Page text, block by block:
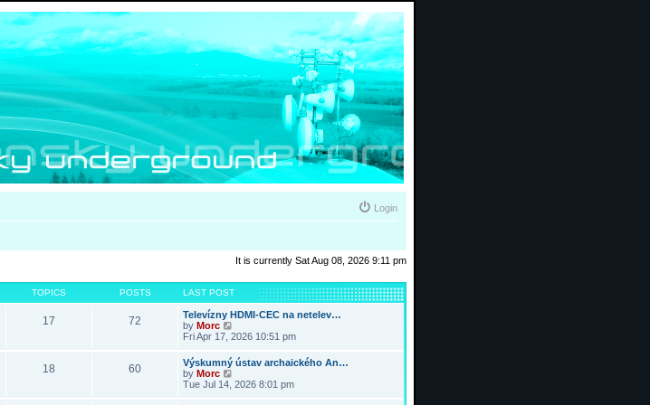
Login
It is currently Sat Aug 08, 2026 9:11 pm
TOPICS POSTS LAST POST
17 72
Televízny HDMI-CEC na netelev…
by Morc
i
w
t
h
e
Fri Apr 17, 2026 10:51 pm
18 60
Výskumný ústav archaického An…
by Morc
i
Tue Jul 14, 2026 8:01 pm